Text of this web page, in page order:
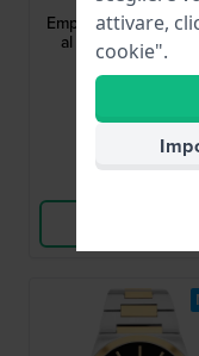
Empower 40 mm
al quarzo blu da
● Disponibile
attivare,
cookie".